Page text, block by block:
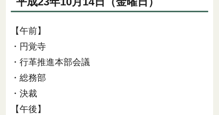
【午前】
・円覚寺
・行革推進本部会議
・総務部
・決裁
【午後】